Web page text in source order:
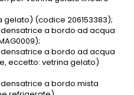
(codice 206153383);
a bordo ad acqua
a bordo ad acqua
eccetto: vetrina gelato)
a bordo mista